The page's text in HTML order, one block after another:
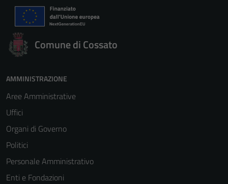
Comune di Cossato
AMMINISTRAZIONE
Aree Amministrative
Uffici
Organi di Governo
Politici
Personale Amministrativo
Enti e Fondazioni